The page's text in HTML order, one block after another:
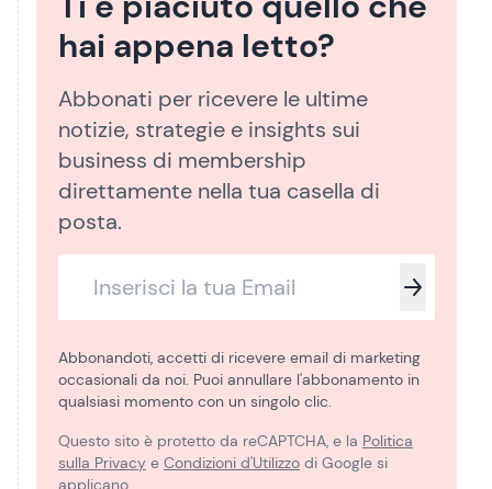
hai appena letto?
Abbonati per ricevere le ultime
notizie, strategie e insights sui
business di membership
direttamente nella tua casella di
posta.
Abbonandoti, accetti di ricevere email di marketing
occasionali da noi. Puoi annullare l'abbonamento in
qualsiasi momento con un singolo clic.
Questo sito è protetto da reCAPTCHA, e la Politica
sulla Privacy e Condizioni d'Utilizzo di Google si
applicano.